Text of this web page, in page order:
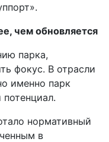
чем обновляется
парка,
фокус. В отрасли
именно парк
нормативный
в